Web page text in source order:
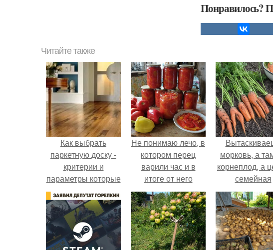
Понравилось?
Читайте также
Как выбрать
паркетную доску -
критерии и
параметры которые
необходимо
учитывать.
Не понимаю лечо, в
котором перец
варили час и в
итоге от него
остались одни
бесформенные
тряпочки.
морковь, а
корнеплод, а
семейная
композиция:
ноги, три
ещё какой-то
сбоку.